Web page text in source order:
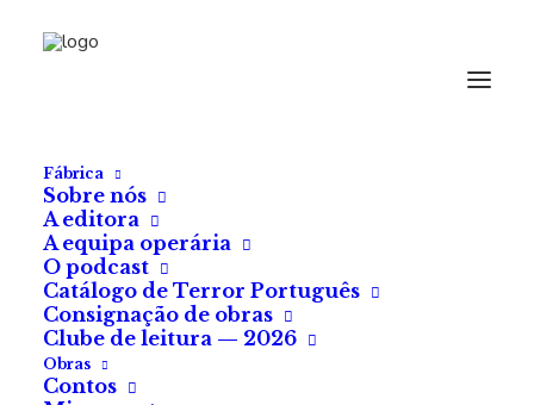
Fábrica
Sobre nós
A editora
A equipa operária
O podcast
Catálogo de Terror Português
Consignação de obras
Clube de leitura — 2026
Obras
Contos